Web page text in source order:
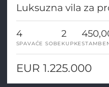
Luksuzna vila za
4
SPAVAĆE SOBE
2
KUPKE
EUR 1.225.000